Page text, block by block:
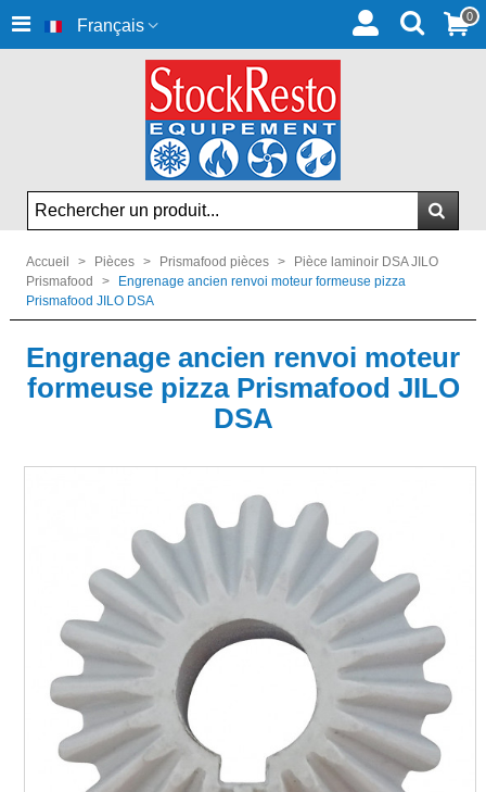
Français 0
Accueil > Pièces > Prismafood pièces >
Pièce laminoir DSA JILO
Prismafood
>
Engrenage ancien renvoi moteur formeuse pizza
Prismafood JILO DSA
Engrenage ancien renvoi moteur
formeuse pizza Prismafood JILO
DSA